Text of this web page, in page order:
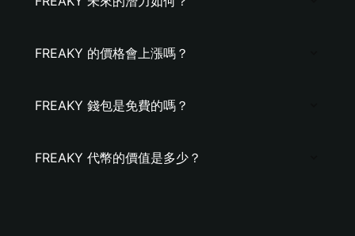
FREAKY 的價格會上漲嗎？
FREAKY 錢包是免費的嗎？
FREAKY 代幣的價值是多少？